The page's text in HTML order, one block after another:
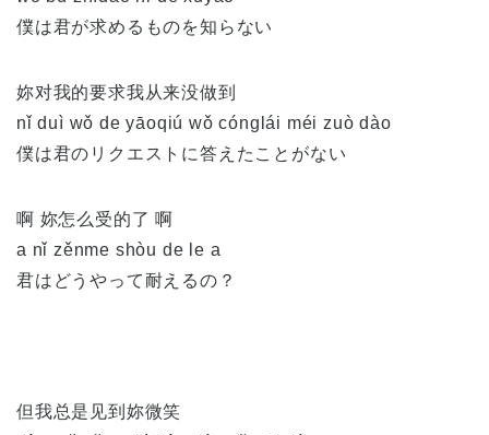
僕は君が求めるものを知らない
妳对我的要求我从来没做到
nǐ duì wǒ de yāoqiú wǒ cónglái méi zuò dào
僕は君のリクエストに答えたことがない
啊 妳怎么受的了 啊
a nǐ zěnme shòu de le a
君はどうやって耐えるの？
但我总是见到妳微笑